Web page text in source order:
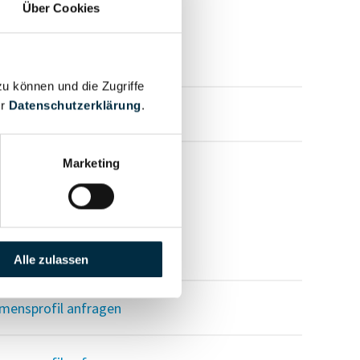
Über Cookies
können und die Zugriffe
Datenschutzerklärung.
Marketing
Alle zulassen
anfragen
anfragen
anfragen